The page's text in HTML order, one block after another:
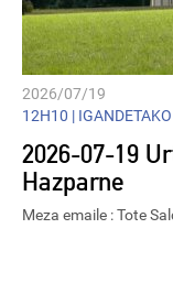
2026/07/19
12H10 |
2026-07-19
Hazparne
Meza emaile : Tote